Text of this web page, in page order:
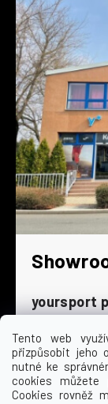
Tento web
přizpůsobit jeho
nutné ke
cookies
Cookies rovněž
yoursport
Dyjská 845/
196 00
Po - Čt
Pá